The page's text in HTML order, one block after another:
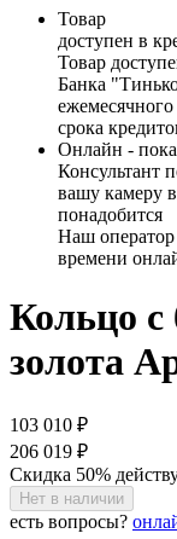
Товар
доступен в
Товар
Банка
ежемесячного
срока
Онлайн -
Консультант
вашу камеру
понадобится
Наш оператор
времени
Кольцо с
золота
103 010 ₽
206 019 ₽
Скидка 50%
Нет в наличии
есть вопросы?